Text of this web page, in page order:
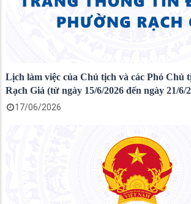
Lịch làm việc của Chủ tịch và các Phó Chủ
Rạch Giá (từ ngày 15/6/2026 đến ngày 21/6/
17/06/2026